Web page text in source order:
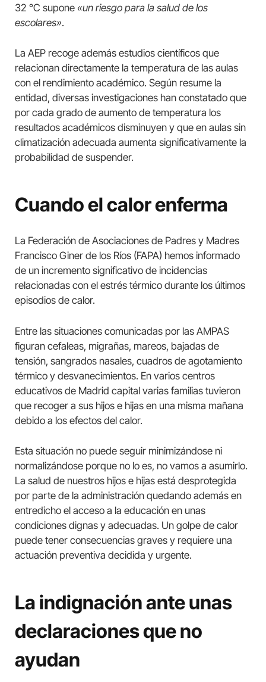
32 °C supone «un riesgo para la salud de los
escolares».
La AEP recoge además estudios científicos que
relacionan directamente la temperatura de las aulas
con el rendimiento académico. Según resume la
entidad, diversas investigaciones han constatado que
por cada grado de aumento de temperatura los
resultados académicos disminuyen y que en aulas sin
climatización adecuada aumenta significativamente la
probabilidad de suspender.
Cuando el calor enferma
La Federación de Asociaciones de Padres y Madres
Francisco Giner de los Ríos (FAPA) hemos informado
de un incremento significativo de incidencias
relacionadas con el estrés térmico durante los últimos
episodios de calor.
Entre las situaciones comunicadas por las AMPAS
figuran cefaleas, migrañas, mareos, bajadas de
tensión, sangrados nasales, cuadros de agotamiento
térmico y desvanecimientos. En varios centros
educativos de Madrid capital varias familias tuvieron
que recoger a sus hijos e hijas en una misma mañana
debido a los efectos del calor.
Esta situación no puede seguir minimizándose ni
normalizándose porque no lo es, no vamos a asumirlo.
La salud de nuestros hijos e hijas está desprotegida
por parte de la administración quedando además en
entredicho el acceso a la educación en unas
condiciones dignas y adecuadas. Un golpe de calor
puede tener consecuencias graves y requiere una
actuación preventiva decidida y urgente.
La indignación ante unas
declaraciones que no
ayudan